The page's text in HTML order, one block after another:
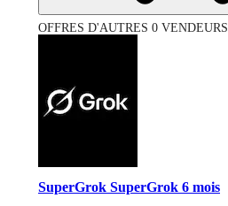
OFFRES D'AUTRES 0 VENDEURS
SuperGrok SuperGrok 6 mois